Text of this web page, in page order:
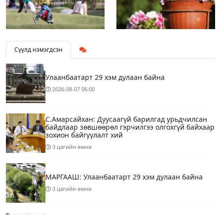
Сүүлд нэмэгдсэн
Улаанбаатарт 29 хэм дулаан байна
2026-08-07 06:00
С.Амарсайхан: Дуусаагүй барилгад урьдчилсан
байдлаар зөвшөөрөл гэрчилгээ олгохгүй байхаар
зохион байгуулалт хий
3 цагийн өмнө
МАРГААШ: Улаанбаатарт 29 хэм дулаан байна
3 цагийн өмнө